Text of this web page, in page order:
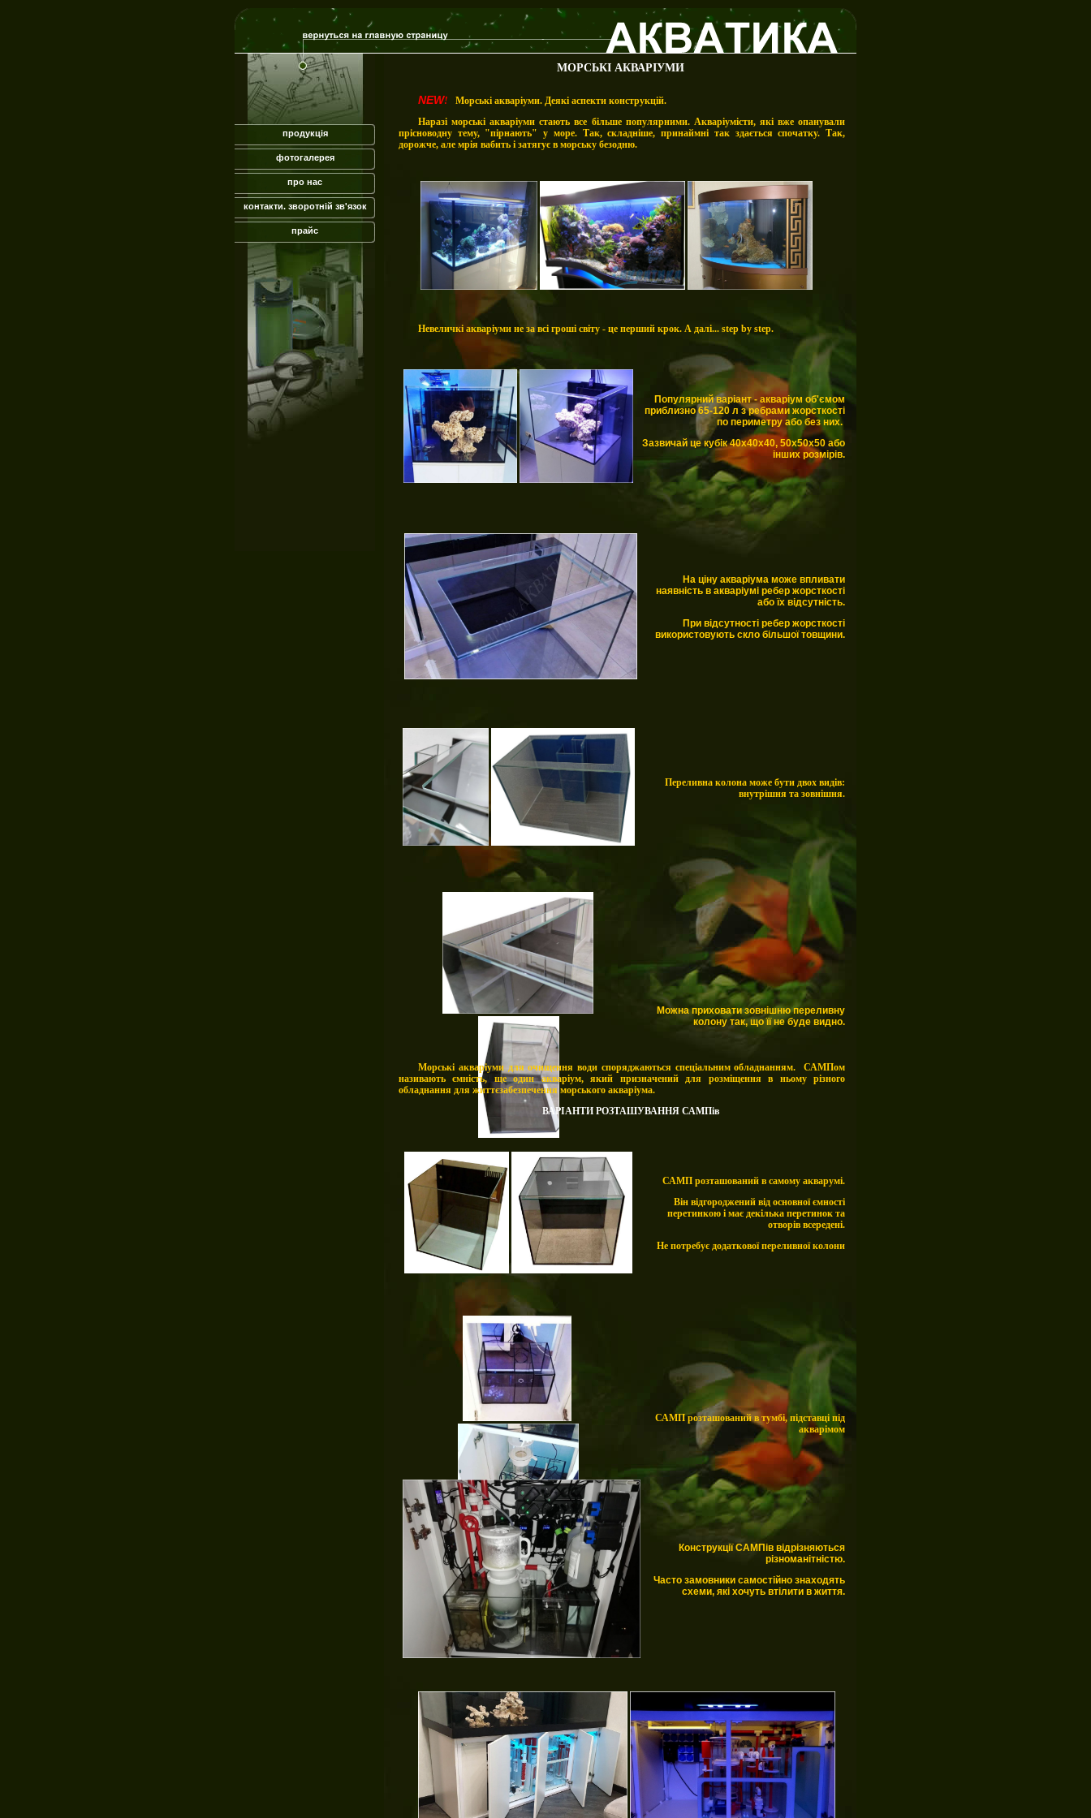
продукція
фотогалерея
про нас
контакти. зворотній зв'язок
прайс
МОРСЬКІ АКВАРІУМИ
NEW! Морські акваріуми. Деякі аспекти конструкцій.
Наразі морські акваріуми стають все більше популярними. Акваріумісти, які вже опанували
прісноводну тему, "пірнають" у море. Так, складніше, принаймні так здається спочатку. Так,
дорожче, але мрія вабить і затягує в морську безодню.
Невеличкі акваріуми не за всі гроші світу - це перший крок. А далі... step by step.
Популярний варіант - акваріум об'ємом
приблизно 65-120 л з ребрами жорсткості
по периметру або без них.
Зазвичай це кубік 40х40х40, 50х50х50 або
інших розмірів.
На ціну акваріума може впливати
наявність в акваріумі ребер жорсткості
або їх відсутність.
При відсутності ребер жорсткості
використовують скло більшої товщини.
Переливна колона може бути двох видів:
внутрішня та зовнішня.
Можна приховати зовнішню переливну
колону так, що її не буде видно.
Морські акваріуми для очищення води споряджаються спеціальним обладнанням. САМПом
називають ємність, ще один акваріум, який призначений для розміщення в ньому різного
обладнання для життєзабезпечення морського акваріума.
ВАРІАНТИ РОЗТАШУВАННЯ САМПів
САМП розташований в самому акварумі.
Він відгороджений від основної ємності
перетинкою і має декілька перетинок та
отворів всередені.
Не потребує додаткової переливної колони
САМП розташований в тумбі, підставці під
акварімом
Конструкції САМПів відрізняються
різноманітністю.
Часто замовники самостійно знаходять
схеми, які хочуть втілити в життя.